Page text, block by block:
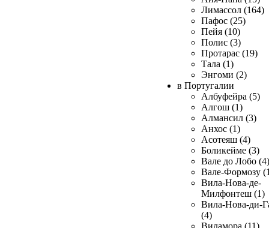
Лимассол (164)
Пафос (25)
Пейя (10)
Полис (3)
Протарас (19)
Тала (1)
Энгоми (2)
в Португалии
Албуфейра (5)
Алгош (1)
Алмансил (3)
Анхос (1)
Асотеяш (4)
Боликейме (3)
Вале до Лобо (4)
Вале-Формозу
Вила-Нова-де-
Милфонтеш (1)
Вила-Нова-ди-
(4)
Виламора (11)